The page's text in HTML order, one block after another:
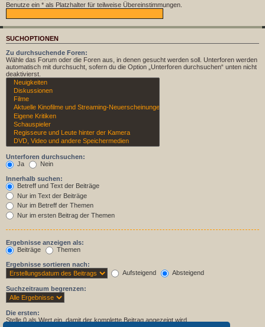
Benutze ein * als Platzhalter für teilweise Übereinstimmungen.
SUCHOPTIONEN
Zu durchsuchende Foren:
Wähle das Forum oder die Foren aus, in denen gesucht werden soll. Unterforen werden
automatisch mit durchsucht, sofern du die Option „Unterforen durchsuchen“ unten nicht
deaktivierst.
Unterforen durchsuchen:
Ja
Nein
Innerhalb suchen:
Betreff und Text der Beiträge
Nur im Text der Beiträge
Nur im Betreff der Themen
Nur im ersten Beitrag der Themen
Ergebnisse anzeigen als:
Beiträge
Themen
Ergebnisse sortieren nach:
Aufsteigend
Absteigend
Suchzeitraum begrenzen:
Die ersten:
Stelle 0 als Wert ein, damit der komplette Beitrag angezeigt wird.